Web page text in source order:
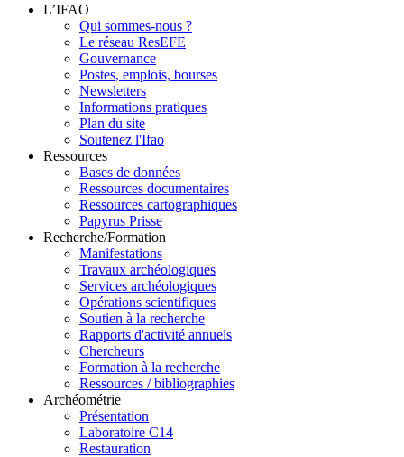
L’IFAO
Qui sommes-nous ?
Le réseau ResEFE
Gouvernance
Postes, emplois, bourses
Newsletters
Informations pratiques
Plan du site
Soutenez l'Ifao
Ressources
Bases de données
Ressources documentaires
Ressources cartographiques
Papyrus Prisse
Recherche/Formation
Manifestations
Travaux archéologiques
Services archéologiques
Opérations scientifiques
Soutien à la recherche
Rapports d'activité annuels
Chercheurs
Formation à la recherche
Ressources / bibliographies
Archéométrie
Présentation
Laboratoire C14
Restauration